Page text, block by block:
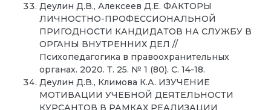
Деулин Д.В., Алексеев Д.Е. ФАКТОРЫ
ЛИЧНОСТНО-ПРОФЕССИОНАЛЬНОЙ
ПРИГОДНОСТИ КАНДИДАТОВ НА СЛУЖБУ В
ОРГАНЫ ВНУТРЕННИХ ДЕЛ //
Психопедагогика в правоохранительных
органах. 2020. Т. 25. № 1 (80). С. 14-18.
Деулин Д.В., Климова К.А. ИЗУЧЕНИЕ
МОТИВАЦИИ УЧЕБНОЙ ДЕЯТЕЛЬНОСТИ
КУРСАНТОВ В РАМКАХ РЕАЛИЗАЦИИ